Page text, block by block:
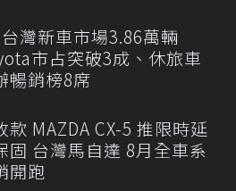
灣新車市場3.86萬輛
市占突破3成、休旅車
暢銷榜8席
款 MAZDA CX-5 推限時延
固 台灣馬自達 8月全車系
開跑